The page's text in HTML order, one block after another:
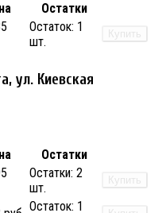
Остатки
Остаток: 1
шт.
Купить
ул. Киевская
Остатки
Остатки: 2
шт.
Купить
Остаток: 1